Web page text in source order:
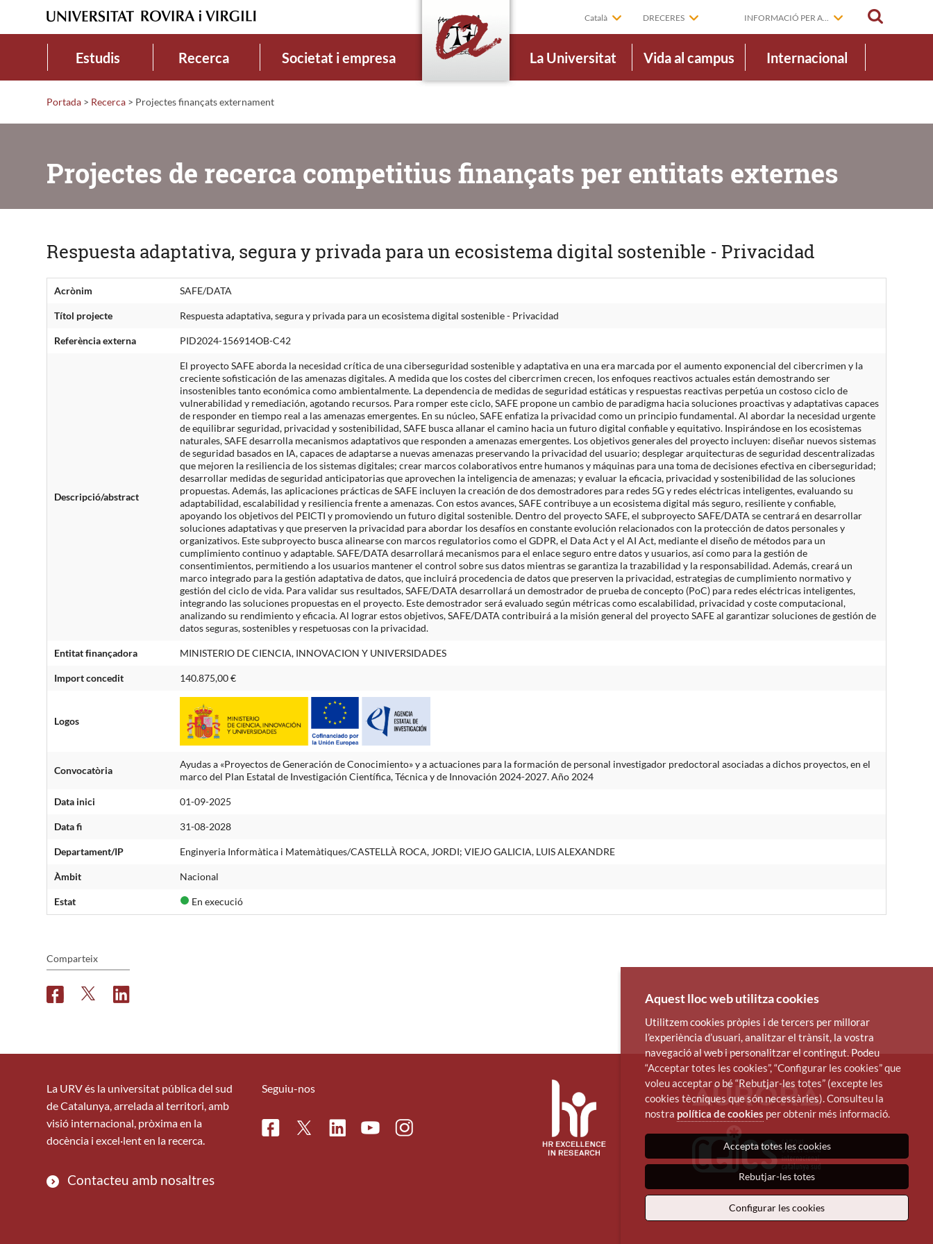
Català DRECERES INFORMACIÓ PER A...
Estudis Recerca Societat i empresa La Universitat Vida al campus Internacional
Portada > Recerca > Projectes finançats externament
Projectes de recerca competitius finançats per entitats externes
Respuesta adaptativa, segura y privada para un ecosistema digital sostenible - Privacidad
Acrònim SAFE/DATA
Títol projecte Respuesta adaptativa, segura y privada para un ecosistema digital sostenible - Privacidad
Referència externa PID2024-156914OB-C42
Descripció/abstract
El proyecto SAFE aborda la necesidad crítica de una ciberseguridad sostenible y adaptativa en una era marcada por el aumento exponencial del cibercrimen y la
creciente sofisticación de las amenazas digitales. A medida que los costes del cibercrimen crecen, los enfoques reactivos actuales están demostrando ser
insostenibles tanto económica como ambientalmente. La dependencia de medidas de seguridad estáticas y respuestas reactivas perpetúa un costoso ciclo de
vulnerabilidad y remediación, agotando recursos. Para romper este ciclo, SAFE propone un cambio de paradigma hacia soluciones proactivas y adaptativas capaces
de responder en tiempo real a las amenazas emergentes. En su núcleo, SAFE enfatiza la privacidad como un principio fundamental. Al abordar la necesidad urgente
de equilibrar seguridad, privacidad y sostenibilidad, SAFE busca allanar el camino hacia un futuro digital confiable y equitativo. Inspirándose en los ecosistemas
naturales, SAFE desarrolla mecanismos adaptativos que responden a amenazas emergentes. Los objetivos generales del proyecto incluyen: diseñar nuevos sistemas
de seguridad basados en IA, capaces de adaptarse a nuevas amenazas preservando la privacidad del usuario; desplegar arquitecturas de seguridad descentralizadas
que mejoren la resiliencia de los sistemas digitales; crear marcos colaborativos entre humanos y máquinas para una toma de decisiones efectiva en ciberseguridad;
desarrollar medidas de seguridad anticipatorias que aprovechen la inteligencia de amenazas; y evaluar la eficacia, privacidad y sostenibilidad de las soluciones
propuestas. Además, las aplicaciones prácticas de SAFE incluyen la creación de dos demostradores para redes 5G y redes eléctricas inteligentes, evaluando su
adaptabilidad, escalabilidad y resiliencia frente a amenazas. Con estos avances, SAFE contribuye a un ecosistema digital más seguro, resiliente y confiable,
apoyando los objetivos del PEICTI y promoviendo un futuro digital sostenible. Dentro del proyecto SAFE, el subproyecto SAFE/DATA se centrará en desarrollar
soluciones adaptativas y que preserven la privacidad para abordar los desafíos en constante evolución relacionados con la protección de datos personales y
organizativos. Este subproyecto busca alinearse con marcos regulatorios como el GDPR, el Data Act y el AI Act, mediante el diseño de métodos para un
cumplimiento continuo y adaptable. SAFE/DATA desarrollará mecanismos para el enlace seguro entre datos y usuarios, así como para la gestión de
consentimientos, permitiendo a los usuarios mantener el control sobre sus datos mientras se garantiza la trazabilidad y la responsabilidad. Además, creará un
marco integrado para la gestión adaptativa de datos, que incluirá procedencia de datos que preserven la privacidad, estrategias de cumplimiento normativo y
gestión del ciclo de vida. Para validar sus resultados, SAFE/DATA desarrollará un demostrador de prueba de concepto (PoC) para redes eléctricas inteligentes,
integrando las soluciones propuestas en el proyecto. Este demostrador será evaluado según métricas como escalabilidad, privacidad y coste computacional,
analizando su rendimiento y eficacia. Al lograr estos objetivos, SAFE/DATA contribuirá a la misión general del proyecto SAFE al garantizar soluciones de gestión de
datos seguras, sostenibles y respetuosas con la privacidad.
Entitat ﬁnançadora MINISTERIO DE CIENCIA, INNOVACION Y UNIVERSIDADES
Import concedit 140.875,00 €
Logos
Convocatòria
Ayudas a «Proyectos de Generación de Conocimiento» y a actuaciones para la formación de personal investigador predoctoral asociadas a dichos proyectos, en el
marco del Plan Estatal de Investigación Científica, Técnica y de Innovación 2024-2027. Año 2024
Data inici 01-09-2025
Data fi 31-08-2028
Departament/IP Enginyeria Informàtica i Matemàtiques/CASTELLÀ ROCA, JORDI; VIEJO GALICIA, LUIS ALEXANDRE
Àmbit Nacional
Estat En execució
Comparteix
F
b
o
k
T
t
r
L
e
i
La URV és la universitat pública del sud
de Catalunya, arrelada al territori, amb
visió internacional, pròxima en la
docència i excel·lent en la recerca.
Contacteu amb nosaltres
Seguiu-nos
FacebookTwitterLinkedinYoutubeInstagram
Aquest lloc web utilitza cookies
Utilitzem cookies pròpies i de tercers per millorar
l’experiència d’usuari, analitzar el trànsit, la vostra
navegació al web i personalitzar el contingut. Podeu
“Acceptar totes les cookies”, “Configurar les cookies” que
voleu acceptar o bé “Rebutjar-les totes” (excepte les
cookies tècniques que són necessàries). Consulteu la
nostra política de cookies per obtenir més informació.
Accepta totes les cookies
Rebutjar-les totes
Configurar les cookies